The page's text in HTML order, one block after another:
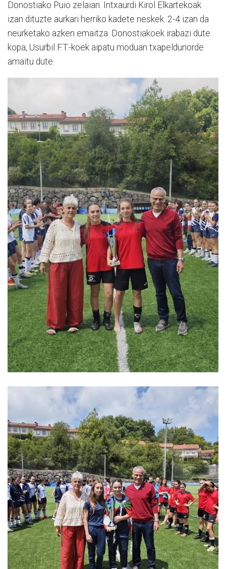
Donostiako Puio zelaian. Intxaurdi Kirol Elkartekoak
izan dituzte aurkari herriko kadete neskek. 2-4 izan da
neurketako azken emaitza. Donostiakoek irabazi dute
kopa, Usurbil F.T.-koek aipatu moduan txapeldunorde
amaitu dute.